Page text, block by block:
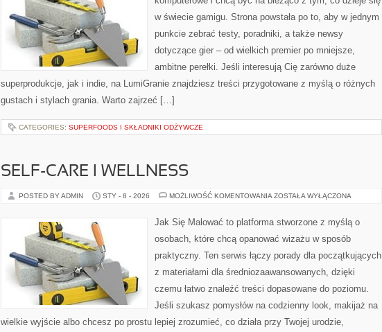
w świecie gamigu. Strona powstała po to, aby w jednym
punkcie zebrać testy, poradniki, a także newsy
dotyczące gier – od wielkich premier po mniejsze,
ambitne perełki. Jeśli interesują Cię zarówno duże
superprodukcje, jak i indie, na LumiGranie znajdziesz treści przygotowane z myślą o różnych
gustach i stylach grania. Warto zajrzeć […]
CATEGORIES: SUPERFOODS I SKŁADNIKI ODŻYWCZE
SELF-CARE I WELLNESS
POSTED BY ADMIN STY - 8 - 2026 MOŻLIWOŚĆ KOMENTOWANIA SELF-
WELLNESS
ZOSTAŁA WYŁĄCZONA
Jak Się Malować to platforma stworzone z myślą o
osobach, które chcą opanować wizażu w sposób
praktyczny. Ten serwis łączy porady dla początkujących
z materiałami dla średniozaawansowanych, dzięki
czemu łatwo znaleźć treści dopasowane do poziomu.
Jeśli szukasz pomysłów na codzienny look, makijaż na
wielkie wyjście albo chcesz po prostu lepiej zrozumieć, co działa przy Twojej urodzie,